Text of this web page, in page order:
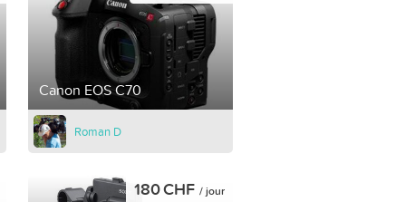
Canon EOS C70
Roman D
180 CHF / jour